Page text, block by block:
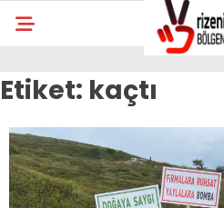
Etiket: kaçtı